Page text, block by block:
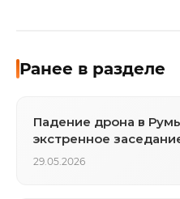
Ранее в разделе
Падение дрона в
экстренное
29.05.2026